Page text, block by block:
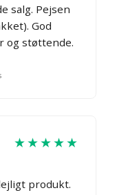
salg. Pejsen
God
og støttende.
★★★★★
produkt.